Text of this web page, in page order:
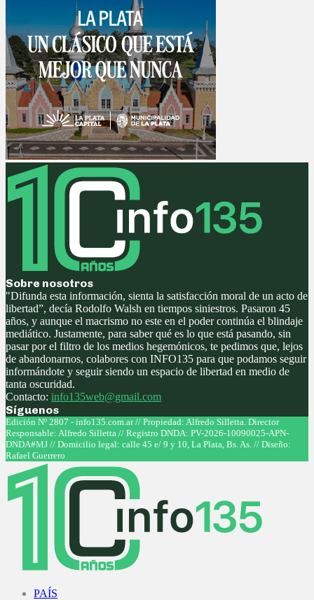
Sobre nosotros
"Difunda esta información, sienta la satisfacción moral de un acto de
libertad”, decía Rodolfo Walsh en tiempos siniestros. Pasaron 45
años, y aunque el macrismo no este en el poder continúa el blindaje
mediático. Justamente, para saber qué es lo que está pasando, sin
pasar por el filtro de los medios hegemónicos, te pedimos que, lejos
de abandonarnos, colabores con INFO135 para que podamos seguir
informándote y seguir siendo un espacio de libertad en medio de
tanta oscuridad.
Contacto: info135web@gmail.com
Síguenos
Facebook
Twitter
Instagram
Youtube
Edición Nº 2807 - info135.com.ar // Propiedad: Alfredo Silletta. Director
Responsable: Alfredo Silletta // Registro DNDA: PV-2026-10090025-APN-
DNDA#MJ // Domicilio legal: calle 45 e/ 9 y 10, La Plata, Bs. As. // Diseño:
Rafael Guerrero
PAÍS